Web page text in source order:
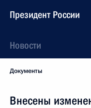
Президент России
Новости
Документы
Внесены